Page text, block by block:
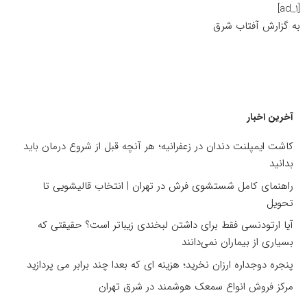
[ad_1]
به گزارش آفتاب شرق
آخرین اخبار
کاشت ایمپلنت دندان در زعفرانیه؛ هر آنچه قبل از شروع درمان باید
بدانید
راهنمای کامل شستشوی فرش در تهران | انتخاب قالیشویی تا
تحویل
آیا ارتودنسی فقط برای داشتن لبخندی زیباتر است؟ حقیقتی که
بسیاری از بیماران نمی‌دانند
پنجره دوجداره ارزان نخرید؛ هزینه ای که بعدا چند برابر می پردازید
مرکز فروش انواع سمعک هوشمند در شرق تهران